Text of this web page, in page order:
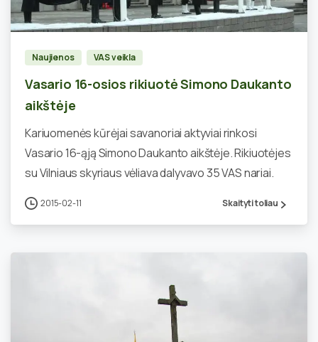
0
Naujienos VAS veikla
Vasario 16-osios rikiuotė Simono Daukanto
aikštėje
Kariuomenės kūrėjai savanoriai aktyviai rinkosi
Vasario 16-ąją Simono Daukanto aikštėje. Rikiuotėjes
su Vilniaus skyriaus vėliava dalyvavo 35 VAS nariai.
2015-02-11 Skaityti toliau